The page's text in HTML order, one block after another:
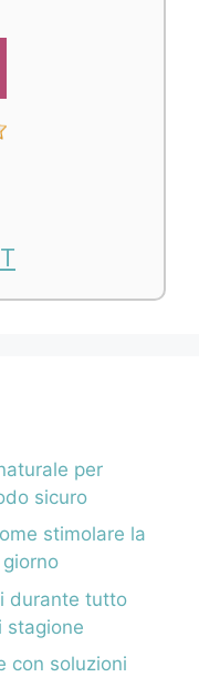
per
sicuro
stimolare la
durante tutto
stagione
con soluzioni